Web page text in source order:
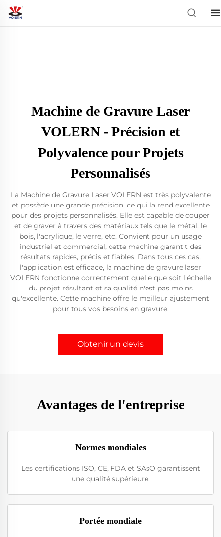
Machine de Gravure Laser
VOLERN - Précision et
Polyvalence pour Projets
Personnalisés
La Machine de Gravure Laser VOLERN est très polyvalente
et possède une grande précision, ce qui la rend excellente
pour des projets personnalisés. Elle est capable de couper
et de graver à travers des matériaux tels que le métal, le
bois, l'acrylique, le verre, etc. Convient pour un usage
industriel et commercial, cette machine garantit des
résultats rapides, précis et fiables. Dans tous ces cas,
l'application est efficace, la machine de gravure laser
VOLERN fonctionne correctement quelle que soit l'échelle
du projet résultant et sa qualité n'est pas moins
qu'excellente. Cette machine offre le meilleur ajustement
pour tous vos besoins en gravure.
Obtenir un devis
Avantages de l'entreprise
Normes mondiales
Les certifications ISO, CE, FDA et SAsO garantissent
une qualité supérieure.
Portée mondiale